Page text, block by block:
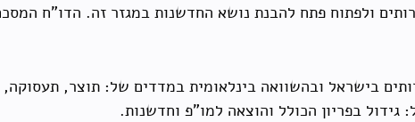
ולפתוח פתח להבנת נושא החדשנות במגזר זה. הדו"ח
בישראל ובהשוואה בינלאומית במדדים של: תוצר, תעסוקה,
בפריון הכולל והוצאה למו"פ וחדשנות.